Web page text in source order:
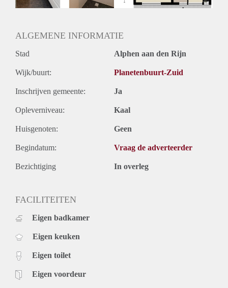
ALGEMENE INFORMATIE
Stad Alphen aan den Rijn
Wijk/buurt: Planetenbuurt-Zuid
Inschrijven gemeente: Ja
Opleverniveau: Kaal
Huisgenoten: Geen
Begindatum: Vraag de adverteerder
Bezichtiging In overleg
FACILITEITEN
Eigen badkamer
Eigen keuken
Eigen toilet
Eigen voordeur